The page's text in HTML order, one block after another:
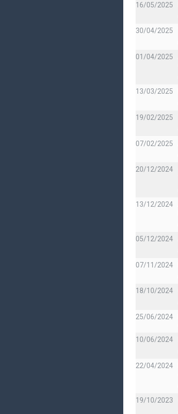
16/05/2025
30/04/2025
01/04/2025
13/03/2025
19/02/2025
07/02/2025
20/12/2024
13/12/2024
05/12/2024
07/11/2024
18/10/2024
25/06/2024
10/06/2024
22/04/2024
19/10/2023